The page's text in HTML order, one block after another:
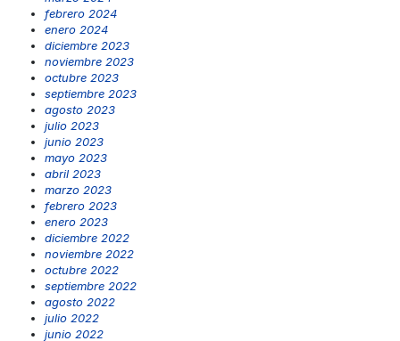
febrero 2024
enero 2024
diciembre 2023
noviembre 2023
octubre 2023
septiembre 2023
agosto 2023
julio 2023
junio 2023
mayo 2023
abril 2023
marzo 2023
febrero 2023
enero 2023
diciembre 2022
noviembre 2022
octubre 2022
septiembre 2022
agosto 2022
julio 2022
junio 2022